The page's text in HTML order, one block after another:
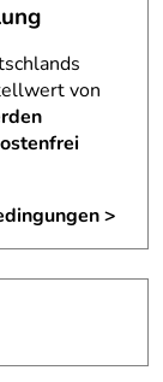
und
Zuhause
trägt
Korpus in
oder
von
>